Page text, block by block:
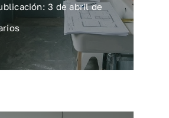
3 de abril de
Cuánto
reformar
baño
2026